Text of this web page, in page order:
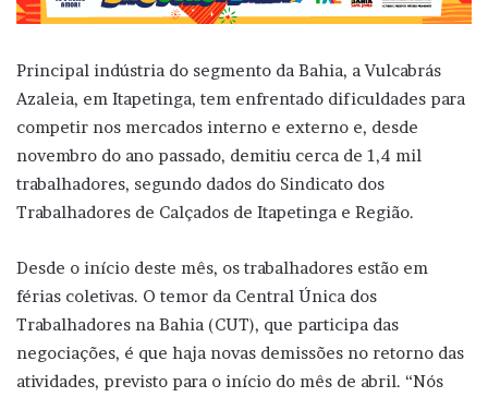
Principal indústria do segmento da Bahia, a Vulcabrás
Azaleia, em Itapetinga, tem enfrentado dificuldades para
competir nos mercados interno e externo e, desde
novembro do ano passado, demitiu cerca de 1,4 mil
trabalhadores, segundo dados do Sindicato dos
Trabalhadores de Calçados de Itapetinga e Região.
Desde o início deste mês, os trabalhadores estão em
férias coletivas. O temor da Central Única dos
Trabalhadores na Bahia (CUT), que participa das
negociações, é que haja novas demissões no retorno das
atividades, previsto para o início do mês de abril. “Nós